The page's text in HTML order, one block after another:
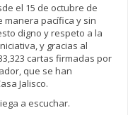
el 15 de octubre de
manera pacífica y sin
digno y respeto a la
y gracias al
cartas firmadas por
que se han
Jalisco.
a escuchar.